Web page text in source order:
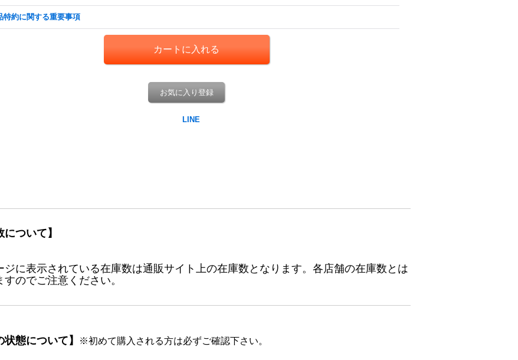
特約に関する重要事項
お気に入り登録
について】
ジに表示されている在庫数は通販サイト上の在庫数となります。各店舗の在庫数とは
すのでご注意ください。
状態について】 ※初めて購入される方は必ずご確認下さい。